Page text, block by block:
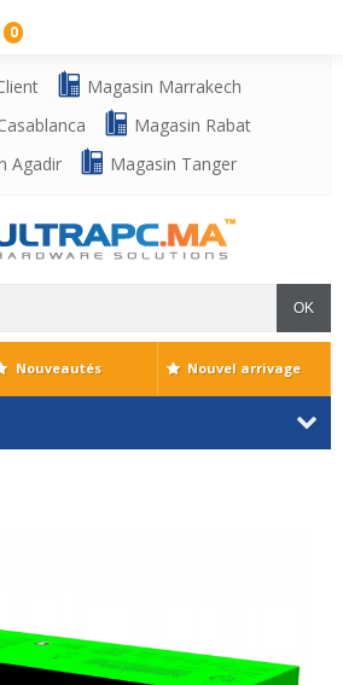
Magasin Marrakech
Magasin Rabat
Agadir
Magasin Tanger
OK
0
Nouveautés Nouvel arrivage